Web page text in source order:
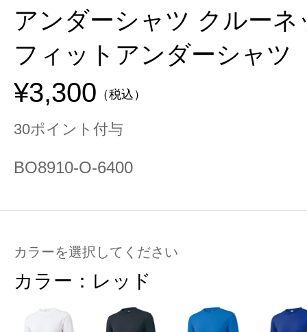
アンダーシャツ クルー
フィットアンダーシャツ
¥3,300 （税込）
30ポイント付与
BO8910-O-6400
カラーを選択してください
カラー： レッド